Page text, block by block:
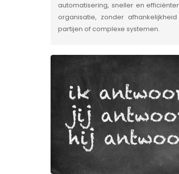
automatisering, sneller en
organisatie, zonder
partijen of complexe systemen.